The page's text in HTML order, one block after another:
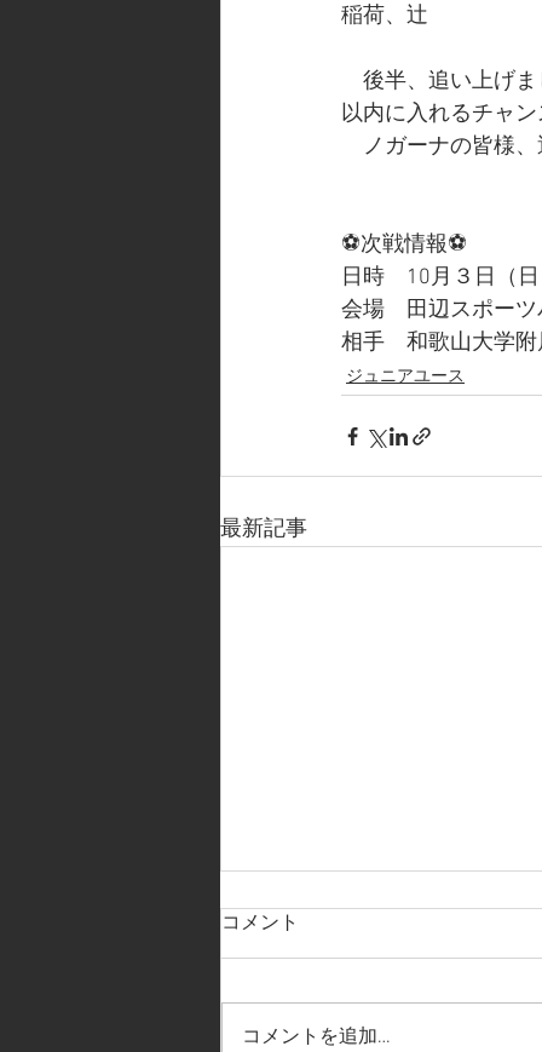
稲荷、辻
後半、追い上げま
以内に入れるチャ
ノガーナの皆様、
⚽次戦情報⚽
日時　10月３日（
会場　田辺スポーツ
相手　和歌山大学
ジュニアユース
最新記事
コメント
コメントを追加…